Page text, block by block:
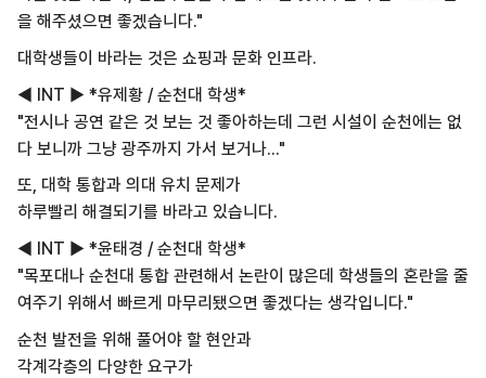
을 해주셨으면 좋겠습니다."
대학생들이 바라는 것은 쇼핑과 문화 인프라.
◀ INT ▶ *유제황 / 순천대 학생*
"전시나 공연 같은 것 보는 것 좋아하는데 그런 시설이 순천에는 없
다 보니까 그냥 광주까지 가서 보거나..."
또, 대학 통합과 의대 유치 문제가
하루빨리 해결되기를 바라고 있습니다.
◀ INT ▶ *윤태경 / 순천대 학생*
"목포대나 순천대 통합 관련해서 논란이 많은데 학생들의 혼란을 줄
여주기 위해서 빠르게 마무리됐으면 좋겠다는 생각입니다."
순천 발전을 위해 풀어야 할 현안과
각계각층의 다양한 요구가